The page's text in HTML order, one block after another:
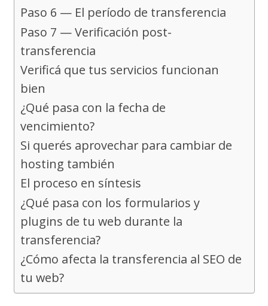
Paso 6 — El período de transferencia
Paso 7 — Verificación post-
transferencia
Verificá que tus servicios funcionan
bien
¿Qué pasa con la fecha de
vencimiento?
Si querés aprovechar para cambiar de
hosting también
El proceso en síntesis
¿Qué pasa con los formularios y
plugins de tu web durante la
transferencia?
¿Cómo afecta la transferencia al SEO de
tu web?